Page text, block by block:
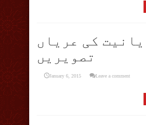
کی عریاں
تصویریں
January 6, 2015 Leave a comment